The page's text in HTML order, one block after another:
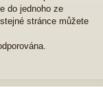
do jednoho ze
stránce můžete